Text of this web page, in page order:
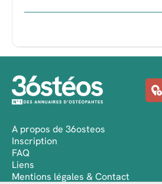
A propos de 36osteos
Inscription
FAQ
Liens
Mentions légales & Contact